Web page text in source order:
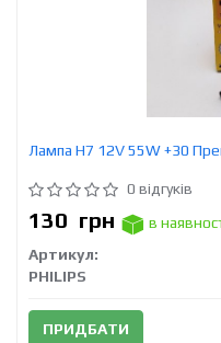
Лампа H7 12V 55W +30
0 відгуків
130 грн
в
Артикул:
PHILIPS
ПРИДБАТИ